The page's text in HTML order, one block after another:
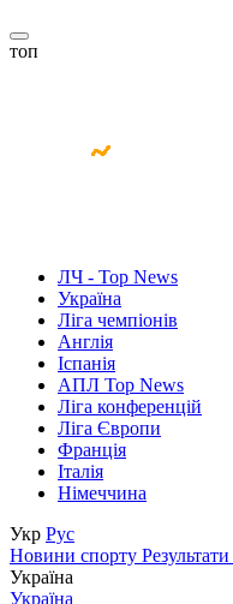
топ
ЛЧ - Top News
Україна
Ліга чемпіонів
Англія
Іспанія
АПЛ Top News
Ліга конференцій
Ліга Європи
Франція
Італія
Німеччина
Укр Рус
Новини спорту Результати
Україна
Україна